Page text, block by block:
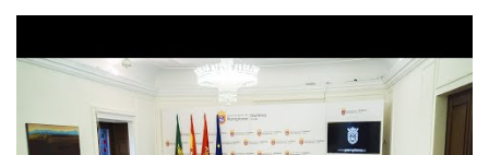
carretera
se
disputa